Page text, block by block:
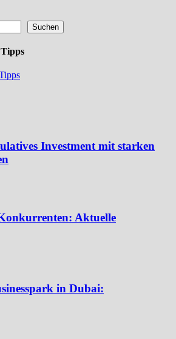
Suchen
Investment mit starken
Aktuelle
in Dubai: